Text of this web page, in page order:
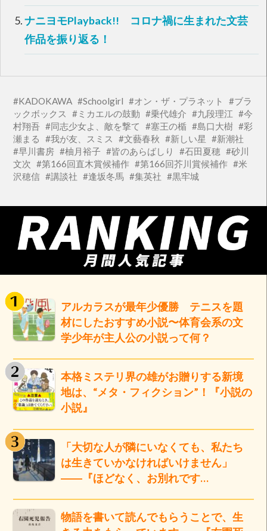
ウ
開
き
ナニヨモPlayback!! コロナ禍に生まれた文芸
作品を振り返る！
KADOKAWA Schoolgirl オン・ザ・プラネット
ブラ
ックボックス
ミカエルの鼓動 乗代雄介 九段理江
今
村翔吾
同志少女よ、敵を撃て 塞王の楯 島口大樹
彩
瀬まる
我が友、スミス 文藝春秋 新しい星
新潮社
早川書房
柚月裕子 皆のあらばしり 石田夏穂
砂川
文次
第166回直木賞候補作 第166回芥川賞候補作
米
沢穂信
講談社 逢坂冬馬 集英社 黒牢城
アルカラスが最年少優勝 テニスを題
材にしたおすすめ小説〜体育会系の文
学少年が主人公の小説って何？
本格ミステリ界の雄がお贈りする新境
地は、“メタ・フィクション”！『小説の
小説』
「大切な人が隣にいなくても、私たち
は生きていかなければいけません」
――『ほどなく、お別れです…
物語を書いて読んでもらうことで、生